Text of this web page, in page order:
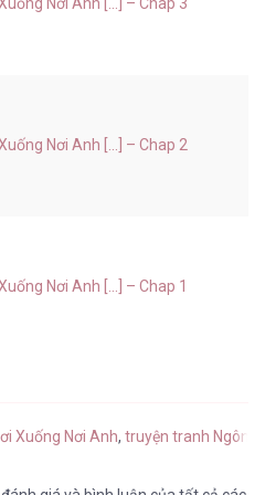
Nơi Anh [...] – Chap 3
Nơi Anh [...] – Chap 2
Nơi Anh [...] – Chap 1
Xuống Nơi Anh, truyện tranh Ngôn